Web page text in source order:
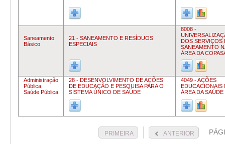
Saneamento
Básico
21 - SANEAMENTO E RESÍDUOS
ESPECIAIS
8008 -
DOS SERVIÇOS
SANEAMENTO
ÁREA DA
Administração
Pública;
Saúde Pública
28 - DESENVOLVIMENTO DE AÇÕES
DE EDUCAÇÃO E PESQUISA PARA O
SISTEMA ÚNICO DE SAÚDE
4049 - AÇÕES
EDUCACIONAIS
ÁREA DA SAÚDE
PRIMEIRA ANTERIOR